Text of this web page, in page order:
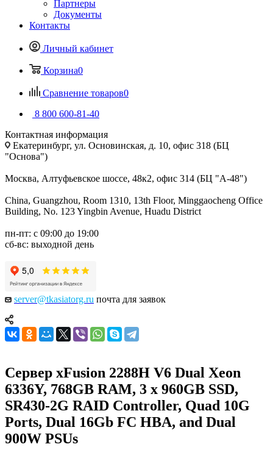
Партнеры
Документы
Контакты
Личный кабинет
Корзина0
Сравнение товаров0
8 800 600-81-40
Контактная информация
Екатеринбург, ул. Основинская, д. 10, офис 318 (БЦ
"Основа")
Москва, Алтуфьевское шоссе, 48к2, офис 314 (БЦ "А-48")
China, Guangzhou, Room 1310, 13th Floor, Minggaocheng Office
Building, No. 123 Yingbin Avenue, Huadu District
пн-пт: с 09:00 до 19:00
сб-вс: выходной день
server@tkasiatorg.ru почта для заявок
Сервер xFusion 2288H V6 Dual Xeon
6336Y, 768GB RAM, 3 x 960GB SSD,
SR430-2G RAID Controller, Quad 10G
Ports, Dual 16Gb FC HBA, and Dual
900W PSUs